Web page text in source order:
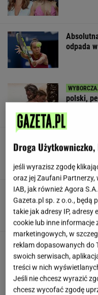
odpada
polski,
SUBSKRYPCJA
kontroli
SUBSKRYPCJA
zrobisz.
Droga
jeśli wyrazisz zgodę
oraz jej Zaufani Partnerzy,
IAB, jak również Agora
Gazeta.pl sp. z o.o., będą
takie jak adresy IP,
cookie lub inne informacje
marketingowych, w
reklam dopasowanych do
swoich serwisach,
treści w nich
Jeśli nie chcesz wyrazić
chcesz wycofać zgodę